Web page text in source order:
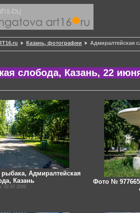
Казань, фотографии Адмиралтейская
слобода, Казань, 22
Адмиралтейская
Казань
02.07.2020
Фото №